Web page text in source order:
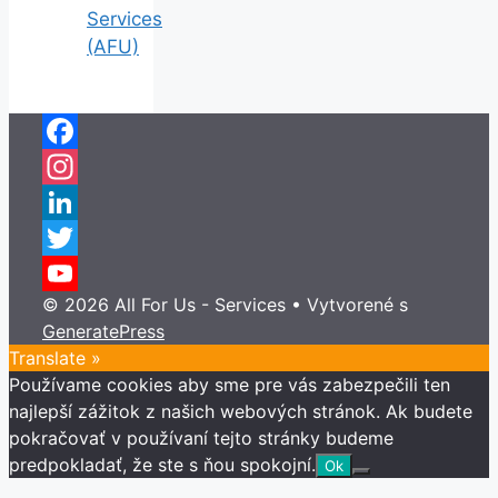
Services
(AFU)
Facebook
Instagram
LinkedIn
Twitter
YouTube
Channel
© 2026 All For Us - Services • Vytvorené s
GeneratePress
Translate »
Používame cookies aby sme pre vás zabezpečili ten
najlepší zážitok z našich webových stránok. Ak budete
pokračovať v používaní tejto stránky budeme
predpokladať, že ste s ňou spokojní. Ok